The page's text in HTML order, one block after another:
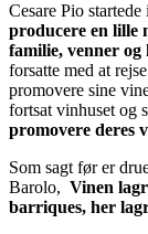
Cesare Pio
producere en lille
familie, venner og
forsatte med at
promovere sine
fortsat vinhuset og
promovere deres
Som sagt før er
Barolo, Vinen
barriques, her